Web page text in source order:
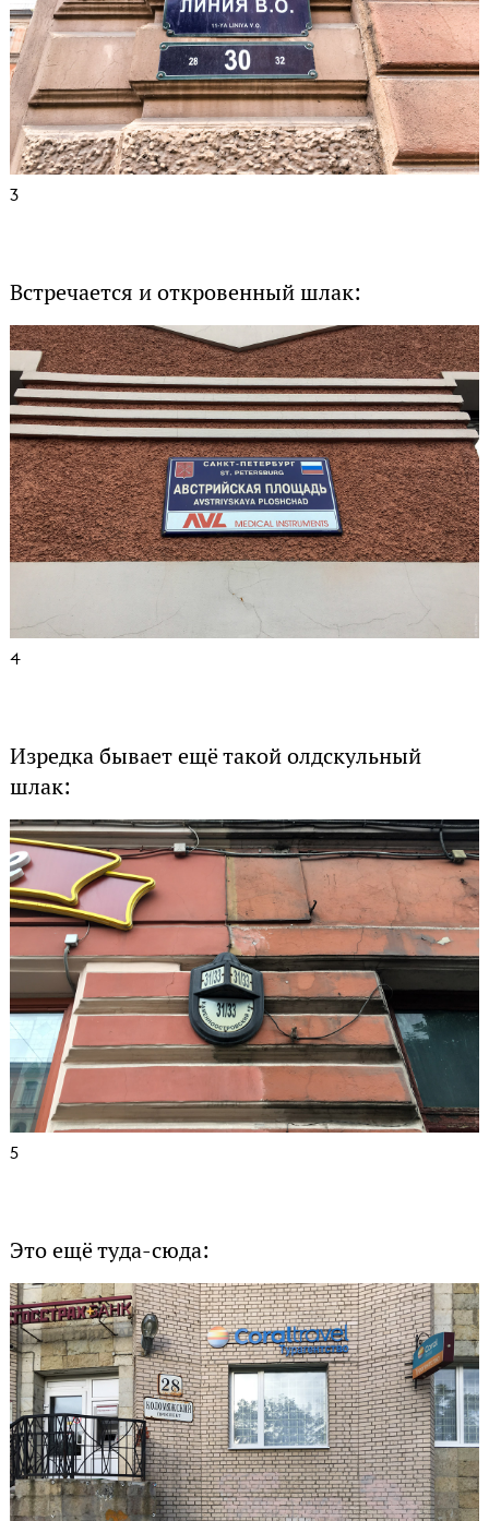
3
Встречается и откровенный шлак:
4
Изредка бывает ещё такой олдскульный
шлак:
5
Это ещё туда-сюда: